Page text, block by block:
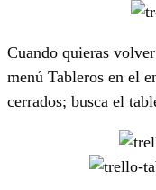
Cuando quieras
menú Tableros en el
cerrados; busca el